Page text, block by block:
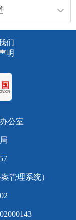
们
明
公室
管理系统）